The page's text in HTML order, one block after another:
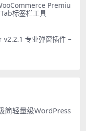
Premiu
标签栏工具
专业弹窗插件 –
简轻量级WordPress